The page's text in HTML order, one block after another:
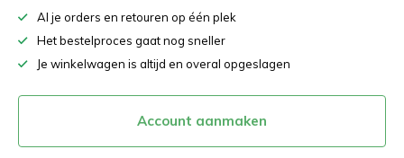
Al je orders en retouren op één plek
Het bestelproces gaat nog sneller
Je winkelwagen is altijd en overal opgeslagen
Account aanmaken